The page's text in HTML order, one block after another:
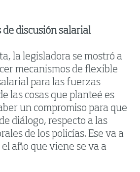
de discusión salarial
la legisladora se mostró a
mecanismos de flexible
para las fuerzas
las cosas que planteé es
un compromiso para que
diálogo, respecto a las
de los policías. Ese va a
año que viene se va a